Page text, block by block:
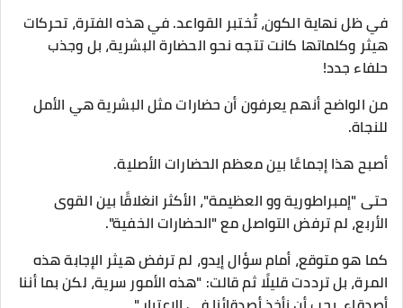
في ظل نهاية الكون، تُختبر القواعد. في هذه الفترة، تحركات
هيثر وكلماتها كانت تتجه نحو الحضارة البشرية، بل وجذب
حلفاء جدد!
من الواضح أنهم يعرفون أن حضارات مثل البشرية هي الأمل
للنجاة.
أصبح هذا إجماعًا بين معظم الحضارات الأصلية.
حتى "إمبراطورية وو العظيمة"، الأكثر انغلاقًا بين القوى
الأربع، لم ترفض التواصل مع "الحضارات الخفية".
كما هو متوقع، أمام سؤال إيدو، لم ترفض هيثر الإجابة هذه
المرة، بل ترددت قليلًا ثم قالت: "هذه الأمور سرية، لكن بما أننا